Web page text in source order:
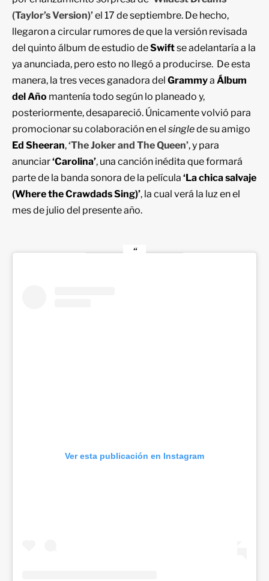
(Taylor’s Version)’el 17 de septiembre. De hecho,
llegaron a circular rumores de que la versión revisada
del quinto álbum de estudio deSwiftse adelantaría a la
ya anunciada, pero esto no llegó a producirse. De esta
manera, la tres veces ganadora del Grammya Álbum
del Año mantenía todo según lo planeado y,
posteriormente, desapareció. Únicamente volvió para
promocionar su colaboración en el singlede su amigo
Ed Sheeran,‘The Joker and The Queen’, y para
anunciar‘Carolina’, una canción inédita que formará
parte de la banda sonora de la película ‘La chica salvaje
(Where the Crawdads Sing)’, la cual verá la luz en el
mes de julio del presente año.
Ver esta publicación en Instagram